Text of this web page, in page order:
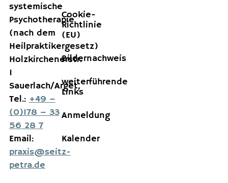
systemische
Psychotherapie
(nach dem
Heilpraktikergesetz)
Holzkirchenerstr.
1
Sauerlach/Arget,
Tel.: +49 –
(0)178 – 33
56 28 7
Email:
praxis@seitz-
petra.de
Cookie-
Richtlinie
(EU)
Bildernachweis
weiterführende
Links
Anmeldung
Kalender